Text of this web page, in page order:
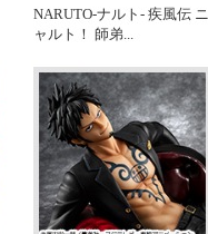
NARUTO-ナルト- 疾風伝 ニ
ャルト！ 師弟...